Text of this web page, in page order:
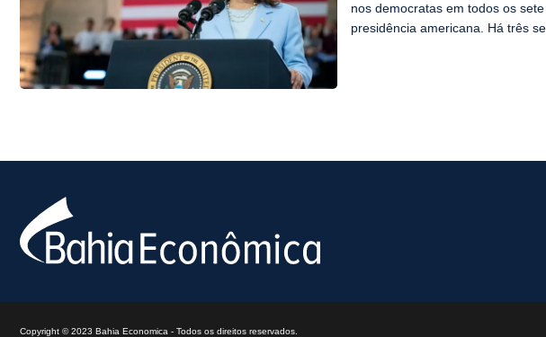
nos democratas em todos os
presidência americana. Há três
Copyright © 2023 Bahia Economica - Todos os direitos reservados.